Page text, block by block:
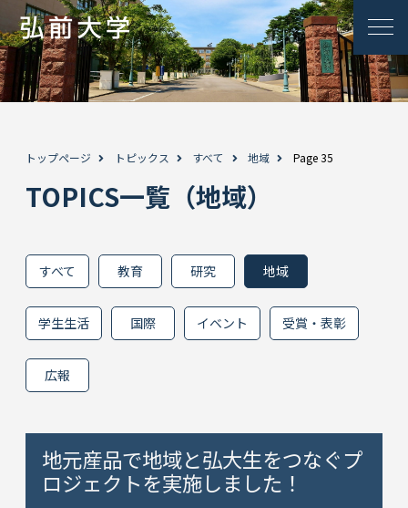
トップページ トピックス すべて 地域 Page 35
TOPICS一覧（地域）
すべて 教育 研究 地域
学生生活 国際 イベント 受賞・表彰
広報
地元産品で地域と弘大生をつなぐプ
ロジェクトを実施しました！